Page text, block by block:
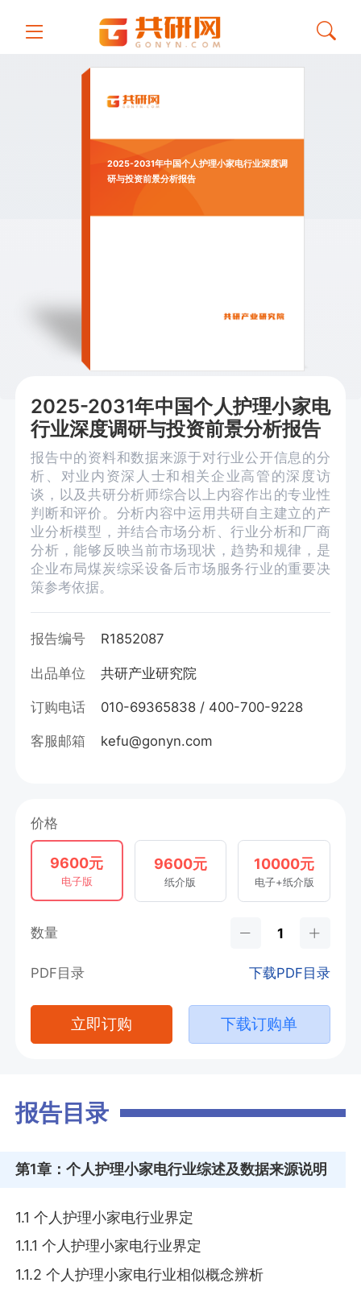
2025-2031年中国个人护理小家电行业深度调
研与投资前景分析报告
2025-2031年中国个人护理小家电
行业深度调研与投资前景分析报告
报告中的资料和数据来源于对行业公开信息的分
析、对业内资深人士和相关企业高管的深度访
谈，以及共研分析师综合以上内容作出的专业性
判断和评价。分析内容中运用共研自主建立的产
业分析模型，并结合市场分析、行业分析和厂商
分析，能够反映当前市场现状，趋势和规律，是
企业布局煤炭综采设备后市场服务行业的重要决
策参考依据。
报告编号 R1852087
出品单位 共研产业研究院
订购电话 010-69365838 / 400-700-9228
客服邮箱 kefu@gonyn.com
价格
9600元
电子版
9600元
纸介版
10000元
电子+纸介版
数量
PDF目录 下载PDF目录
立即订购 下载订购单
报告目录
第1章 ：个人护理小家电行业综述及数据来源说明
1.1 个人护理小家电行业界定
1.1.1 个人护理小家电行业界定
1.1.2 个人护理小家电行业相似概念辨析